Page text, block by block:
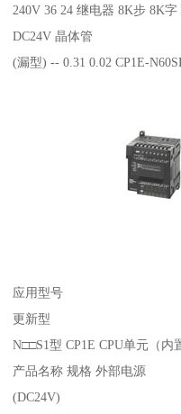
240V 36 24 继电器 8K步 8K字
DC24V 晶体管
(漏型) -- 0.31 0.02 CP1E-
应用型号
更新型
N□□S1型 CP1E CPU单元（内
产品名称 规格 外部电源
(DC24V)